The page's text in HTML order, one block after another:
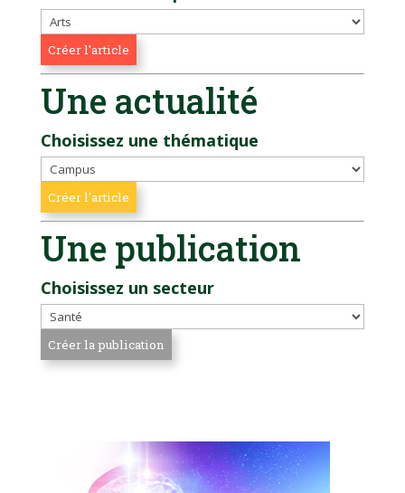
Une actualité
Choisissez une thématique
Une publication
Choisissez un secteur